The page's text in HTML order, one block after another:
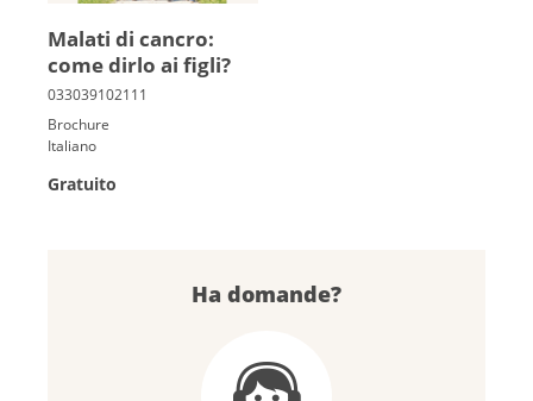
Malati di cancro:
come dirlo ai figli?
Brochure
Italiano
Gratuito
Ha domande?